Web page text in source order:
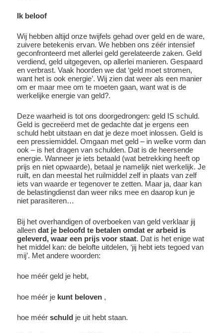
Ik beloof
Wij hebben altijd onze twijfels gehad over geld en de ware,
zuivere betekenis ervan. We hebben ons zéér intensief
geconfronteerd met allerlei geld gerelateerde zaken. Geld
verdiend, geld uitgegeven, op allerlei manieren. Gespaard
en verbrast. Vaak hoorden we dat ‘geld moet stromen,
want het is ook energie’. Wij zien dat weer als een manier
om er maar mee om te moeten gaan, want wat is de
werkelijke energie van geld?.
Deze waarheid is tot ons doorgedrongen: geld IS schuld.
Geld is gecreëerd met de gedachte dat je ergens een
schuld hebt uitstaan en dat je deze moet inlossen. Geld is
een pressiemiddel. Omgaan met geld – in welke vorm dan
ook – is het dragen van schulden. Dat is de heersende
energie. Wanneer je iets betaald (wat betrekking heeft op
prijs en niet opwaarde), betaal je namelijk niet werkelijk. Je
ruilt, en dan meestal het ruilmiddel zelf in plaats van zelf
iets van waarde er tegenover te zetten. Maar ja, daar kan
de belastingdienst dan weer niks mee en daarop kun je
niet parasiteren…
Bij het overhandigen of overboeken van geld verklaar jij
alleen dat je beloofd te betalen omdat er arbeid is
geleverd, waar een prijs voor staat. Dat is het enige wat
het middel kan: de belofte uitdelen, ‘jij hebt iets tegoed van
mij’. Met andere woorden:
hoe méér geld je hebt,
hoe méér je kunt beloven ,
hoe méérschuld je uit hebt staan.